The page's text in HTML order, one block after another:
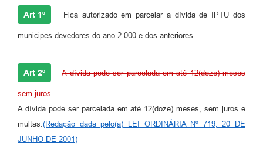
Art 1º Fica autorizado em parcelar a dívida de IPTU dos
municipes devedores do ano 2.000 e dos anteriores.
Art 2º A dívida pode ser parcelada em até 12(doze) meses
sem juros.
A dívida pode ser parcelada em até 12(doze) meses, sem juros e
multas. (Redação dada pelo(a) LEI ORDINÁRIA Nº 719, 20 DE
JUNHO DE 2001)